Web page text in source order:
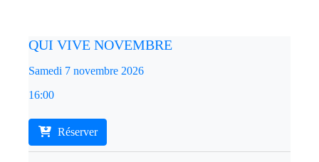
QUI VIVE NOVEMBRE
Samedi 7 novembre 2026
16:00
Réserver